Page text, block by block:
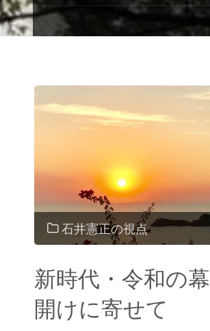
石井憲正の視点
新時代・令和の幕
開けに寄せて